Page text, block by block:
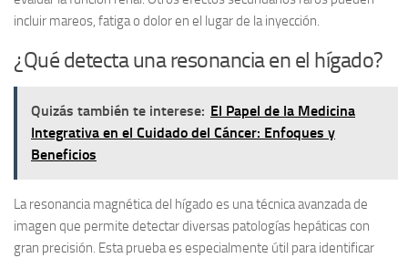
incluir mareos, fatiga o dolor en el lugar de la inyección.
¿Qué detecta una resonancia en el hígado?
Quizás también te interese: El Papel de la Medicina
Integrativa en el Cuidado del Cáncer: Enfoques y
Beneficios
La resonancia magnética del hígado es una técnica avanzada de
imagen que permite detectar diversas patologías hepáticas con
gran precisión. Esta prueba es especialmente útil para identificar